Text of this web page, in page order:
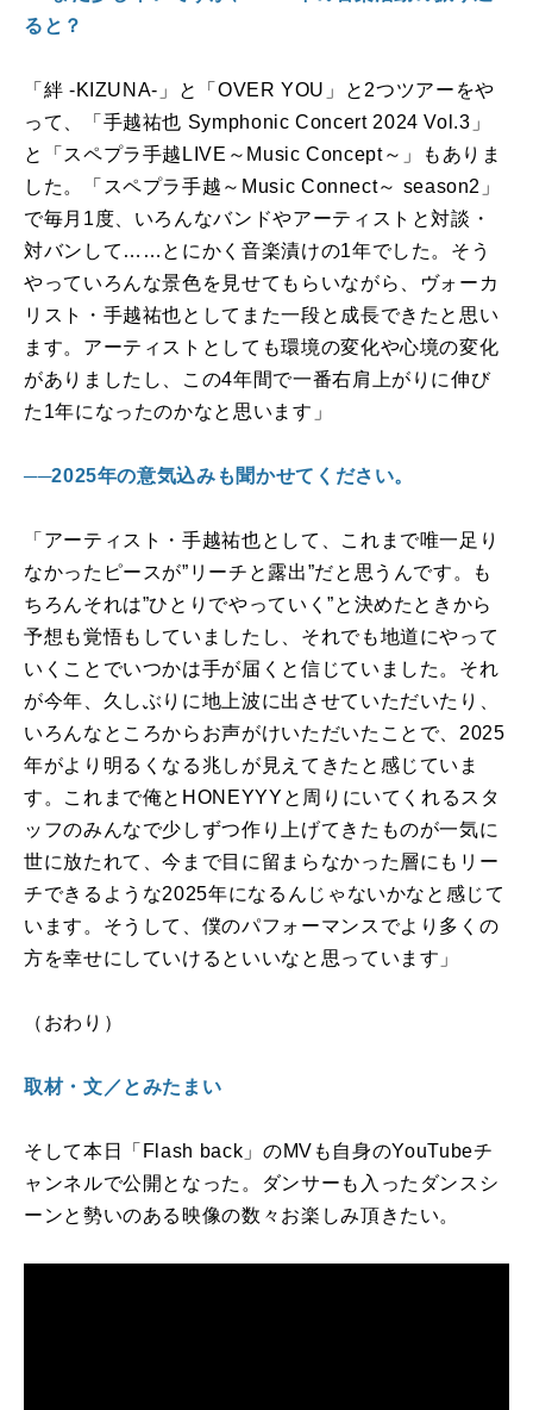
ると？
「絆 -KIZUNA- 」と「 OVER YOU 」と 2つツアーをや
って、「手越祐也 Symphonic Concert 2024 Vol.3 」
と「スペプラ手越 LIVE ～ Music Concept～」もありま
した。「スペプラ手越～ Music Connect～ season2 」
で毎月 1 度、いろんなバンドやアーティストと対談・
対バンして……とにかく音楽漬けの1年でした。そう
やっていろんな景色を見せてもらいながら、ヴォーカ
リスト・手越祐也としてまた一段と成長できたと思い
ます。アーティストとしても環境の変化や心境の変化
がありましたし、この4年間で一番右肩上がりに伸び
た 1年になったのかなと思います」
──2025年の意気込みも聞かせてください。
「アーティスト・手越祐也として、これまで唯一足り
なかったピースが”リーチと露出”だと思うんです。も
ちろんそれは”ひとりでやっていく”と決めたときから
予想も覚悟もしていましたし、それでも地道にやって
いくことでいつかは手が届くと信じていました。それ
が今年、久しぶりに地上波に出させていただいたり、
いろんなところからお声がけいただいたことで、 2025
年がより明るくなる兆しが見えてきたと感じていま
す。これまで俺と HONEYYY と周りにいてくれるスタ
ッフのみんなで少しずつ作り上げてきたものが一気に
世に放たれて、今まで目に留まらなかった層にもリー
チできるような2025年になるんじゃないかなと感じて
います。そうして、僕のパフォーマンスでより多くの
方を幸せにしていけるといいなと思っています」
（おわり）
取材・文／とみたまい
そして本日「Flash back」のMVも自身のYouTubeチ
ャンネルで公開となった。ダンサーも入ったダンスシ
ーンと勢いのある映像の数々お楽しみ頂きたい。